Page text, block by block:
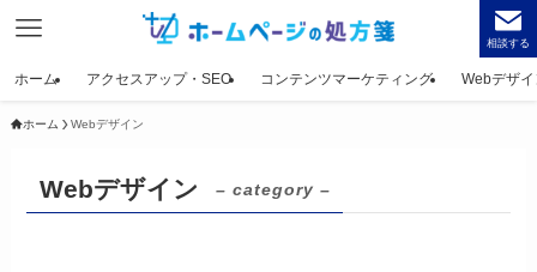
相談する
ホーム アクセスアップ・SEO コンテンツマーケティング Webデザ
ホーム Webデザイン
Webデザイン – category –